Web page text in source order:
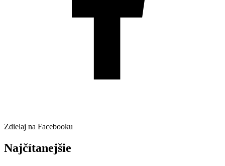
Zdielaj na Facebooku
Najčítanejšie